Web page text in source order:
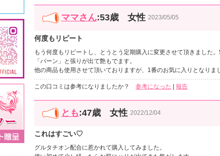
ママさん:53歳 女性 2023/05/05
何度もリピート
もう何度もリピートし、とうとう定期購入に変更させて頂きました
「パーン」と張りが出て艶もでます。
他の商品も使用させて頂いておりますが、1番のお気に入りとなりま
この口コミは参考になりましたか？ 参考になった 報告
とも:47歳 女性 2022/12/04
これはすごい♡
グルタチオン配合に惹かれて購入してみました。